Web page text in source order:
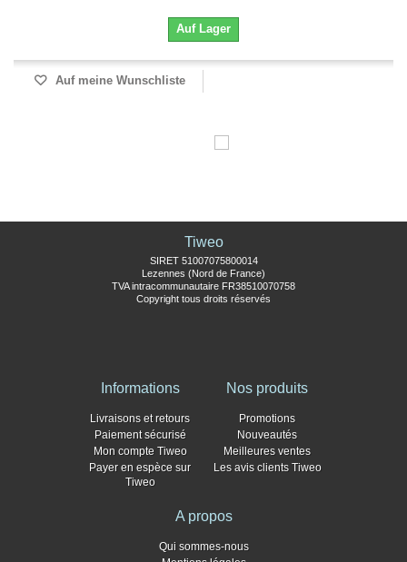
Auf Lager
Auf meine Wunschliste
Tiweo
SIRET 51007075800014
Lezennes (Nord de France)
TVA intracommunautaire FR38510070758
Copyright tous droits réservés
Informations
Livraisons et retours
Paiement sécurisé
Mon compte Tiweo
Payer en espèce sur
Tiweo
Nos produits
Promotions
Nouveautés
Meilleures ventes
Les avis clients Tiweo
A propos
Qui sommes-nous